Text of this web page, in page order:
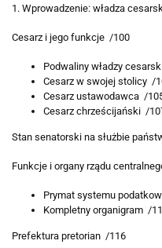
1. Wprowadzenie: władza
Cesarz i jego funkcje /100
Podwaliny władzy
Cesarz w swojej stolicy /
Cesarz ustawodawca /
Cesarz chrześcijański /
Stan senatorski na służbie
Funkcje i organy rządu
Prymat systemu
Kompletny organigram /
Prefektura pretorian /116